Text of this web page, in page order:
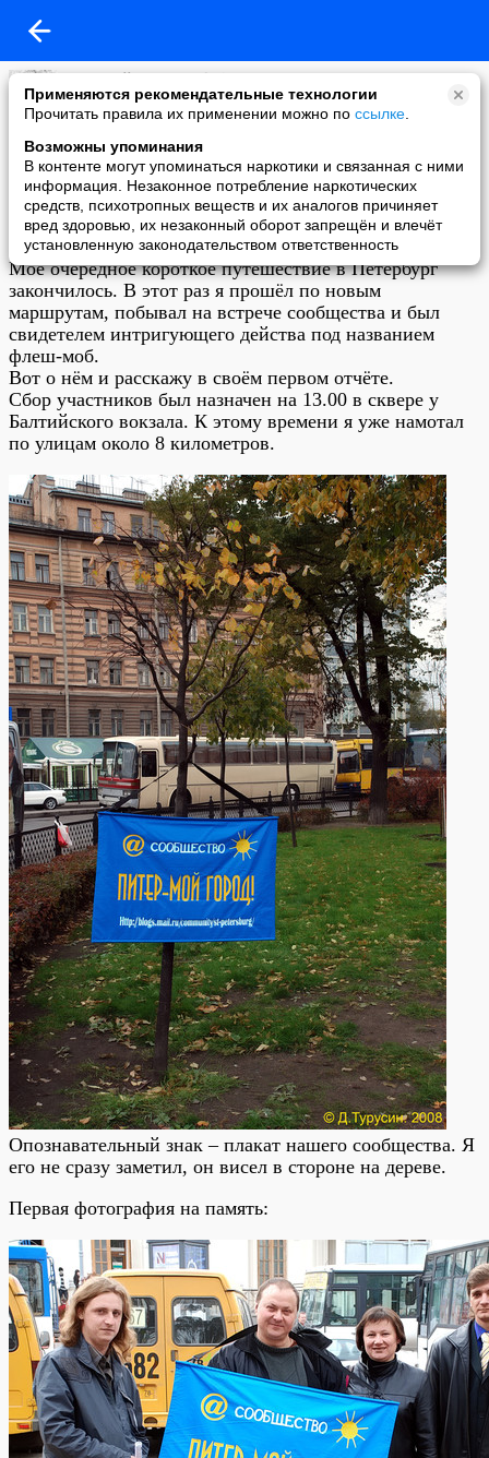
Применяются рекомендательные технологии
Прочитать правила их применении можно по ссылке
Возможны упоминания
В контенте могут упоминаться наркотики и связанная с ними
информация. Незаконное потребление наркотических
средств, психотропных веществ и их аналогов причиняет
вред здоровью, их незаконный оборот запрещён и влечёт
установленную законодательством ответственность
Дмитрий Турусин (dmix)
06-10-2008 07:23
Петербургская встреча сообщества. Часть 1. Флеш-моб
Моё очередное короткое путешествие в Петербург
закончилось. В этот раз я прошёл по новым
маршрутам, побывал на встрече сообщества и был
свидетелем интригующего действа под названием
флеш-моб.
Вот о нём и расскажу в своём первом отчёте.
Сбор участников был назначен на 13.00 в сквере у
Балтийского вокзала. К этому времени я уже намотал
по улицам около 8 километров.
Опознавательный знак – плакат нашего сообщества. Я
его не сразу заметил, он висел в стороне на дереве.
Первая фотография на память: